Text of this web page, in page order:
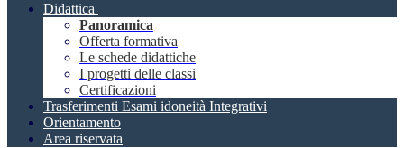
Didattica
Panoramica
Offerta formativa
Le schede didattiche
I progetti delle classi
Certificazioni
Trasferimenti Esami idoneità Integrativi
Orientamento
Area riservata